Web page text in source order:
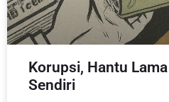
Korupsi, Hantu
Sendiri